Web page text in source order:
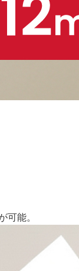
可能。